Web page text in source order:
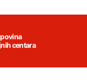
centara